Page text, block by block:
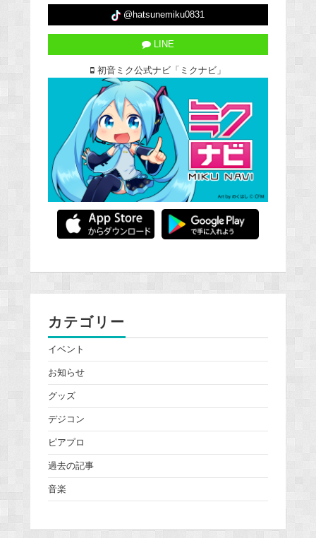
@hatsunemiku0831
LINE
初音ミク公式ナビ「ミクナビ」
カテゴリー
イベント
お知らせ
グッズ
デジコン
ピアプロ
過去の記事
音楽